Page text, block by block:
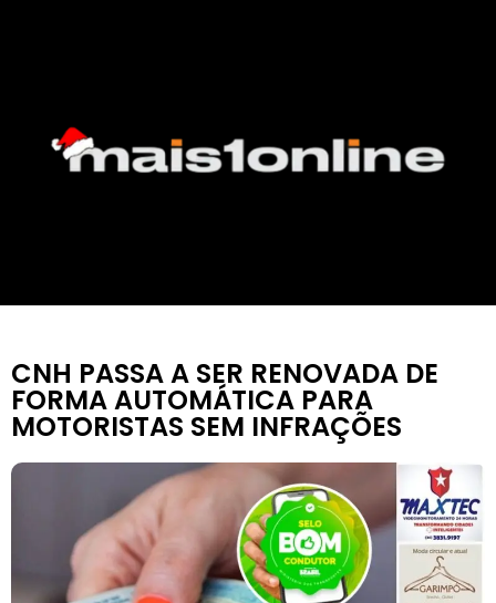
CNH PASSA A SER RENOVADA DE
FORMA AUTOMÁTICA PARA
MOTORISTAS SEM INFRAÇÕES